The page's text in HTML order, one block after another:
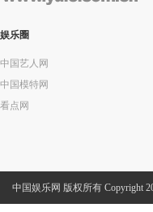
娱乐圈
中国艺人网
中国模特网
看点网
中国娱乐网 版权所有 Copyright